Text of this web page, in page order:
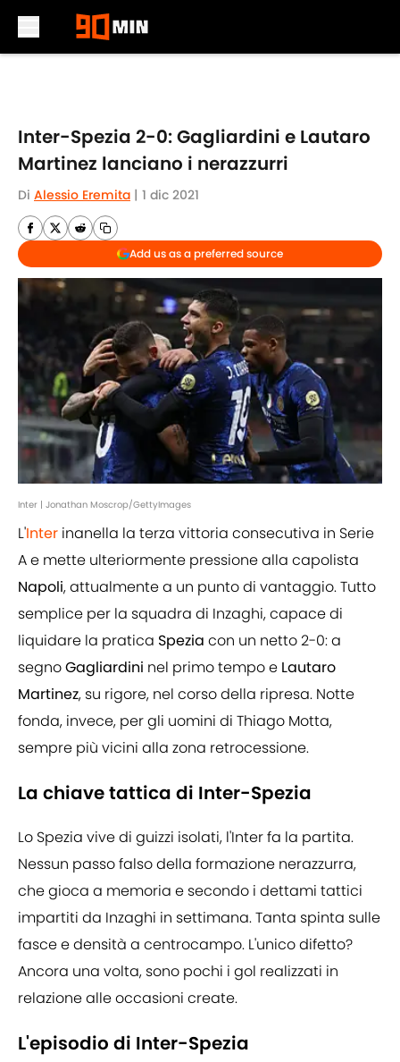
Inter-Spezia 2-0: Gagliardini e Lautaro
Martinez lanciano i nerazzurri
Di Alessio Eremita | 1 dic 2021
Add us as a preferred source
Inter | Jonathan Moscrop/GettyImages
L'Inter inanella la terza vittoria consecutiva in Serie
A e mette ulteriormente pressione alla capolista
Napoli, attualmente a un punto di vantaggio. Tutto
semplice per la squadra di Inzaghi, capace di
liquidare la pratica Spezia con un netto 2-0: a
segnoGagliardini nel primo tempo e Lautaro
Martinez, su rigore, nel corso della ripresa. Notte
fonda, invece, per gli uomini di Thiago Motta,
sempre più vicini alla zona retrocessione.
La chiave tattica di Inter-Spezia
Lo Spezia vive di guizzi isolati, l'Inter fa la partita.
Nessun passo falso della formazione nerazzurra,
che gioca a memoria e secondo i dettami tattici
impartiti da Inzaghi in settimana. Tanta spinta sulle
fasce e densità a centrocampo. L'unico difetto?
Ancora una volta, sono pochi i gol realizzati in
relazione alle occasioni create.
L'episodio di Inter-Spezia